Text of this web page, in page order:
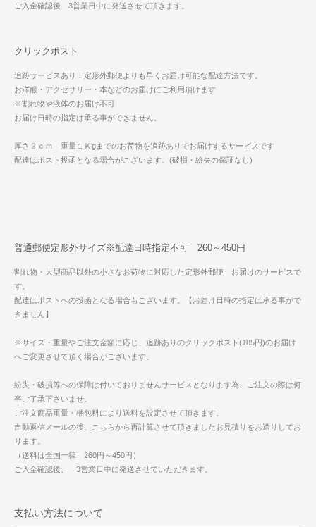
ご入金確認後 3営業日中に発送させて頂きます。
クリックポスト
追跡サービスあり！定形外郵便よりも早くお届け可能な配達方法です。
お洋服・アクセサリー・本などのお届けにご利用頂けます
※割れ物や液体のお届け不可
お届け日時の指定は承る事ができません。
厚さ３ｃｍ 重量１Ｋgまでのお荷物を追跡ありでお届けするサービスです
配達はポスト投函となる場合がございます。(破損・紛失の保証なし)
普通郵便定形外サイズ※配達日時指定不可 260～450円
割れ物・大型商品以外の小さなお荷物に対応した定形外郵便 お届けのサービスで
す。
配達はポストへの投函となる場合もございます。【お届け日時の指定は承る事がで
きません】
※サイズ・重量やご注文金額に応じ、追跡ありのクリックポスト(185円)のお届け
へご変更させて頂く場合がございます。
紛失・破損等への保障は付いておりませんサービスとなります為、ご注文の際は何
卒ご了承下さいませ。
ご注文商品重量・梱包料により送料を設定させて頂きます。
自動返信メールの後、こちらから再計算させて頂きましたお見積りをお送りしてお
ります。
（送料は全国一律 260円～450円）
ご入金確認後、 3営業日中に発送させていただきます。
支払い方法について